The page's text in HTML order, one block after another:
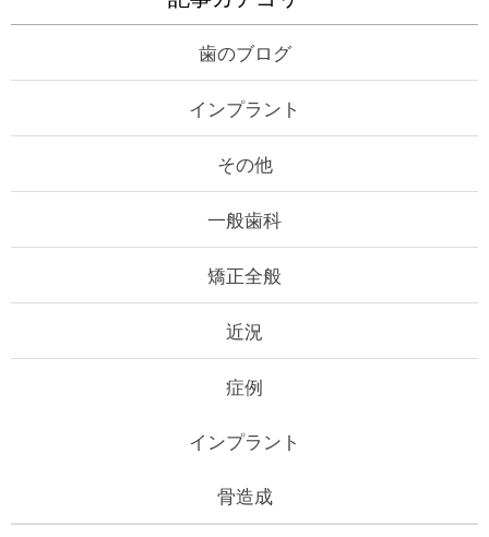
歯のブログ
インプラント
その他
一般歯科
矯正全般
近況
症例
インプラント
骨造成